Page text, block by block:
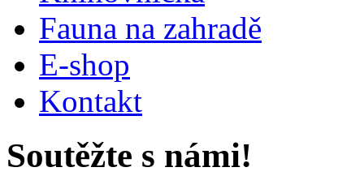
Fauna na zahradě
E-shop
Kontakt
Soutěžte s námi!